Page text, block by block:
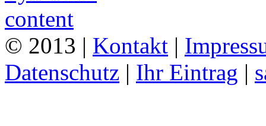
© 2013 | Kontakt |
Datenschutz | Ihr Eintrag |